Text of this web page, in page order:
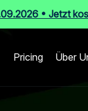
• Jetzt
Pricing Über